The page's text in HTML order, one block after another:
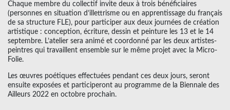
Chaque membre du collectif invite deux à trois bénéficiaires
(personnes en situation d’illettrisme ou en apprentissage du français
de sa structure FLE), pour participer aux deux journées de création
artistique : conception, écriture, dessin et peinture les 13 et le 14
septembre. L’atelier sera animé et coordonné par les deux artistes-
peintres qui travaillent ensemble sur le même projet avec la Micro-
Folie.
Les œuvres poétiques effectuées pendant ces deux jours, seront
ensuite exposées et participeront au programme de la Biennale des
Ailleurs 2022 en octobre prochain.